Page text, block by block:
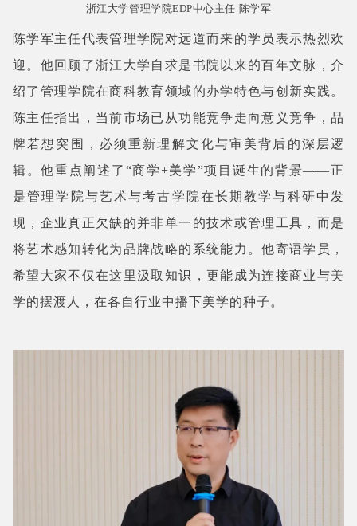
浙江大学管理学院EDP中心主任 陈学军
陈学军主任代表管理学院对远道而来的学员表示热烈欢
迎。他回顾了浙江大学自求是书院以来的百年文脉，介
绍了管理学院在商科教育领域的办学特色与创新实践。
陈主任指出，当前市场已从功能竞争走向意义竞争，品
牌若想突围，必须重新理解文化与审美背后的深层逻
辑。他重点阐述了“商学+美学”项目诞生的背景——正
是管理学院与艺术与考古学院在长期教学与科研中发
现，企业真正欠缺的并非单一的技术或管理工具，而是
将艺术感知转化为品牌战略的系统能力。他寄语学员，
希望大家不仅在这里汲取知识，更能成为连接商业与美
学的摆渡人，在各自行业中播下美学的种子。